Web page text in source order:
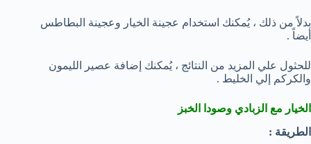
بدلاً من ذلك ، يُمكنك استخدام عجينة الخيار وعجينة البطاطس
أيضاً .
للحثول علي المزيد من النتائج ، يُمكنك إضافة عصير الليمون
والكركم إلي الخليط .
الخيار مع الزبادي وصودا الخبز
الطريقة :